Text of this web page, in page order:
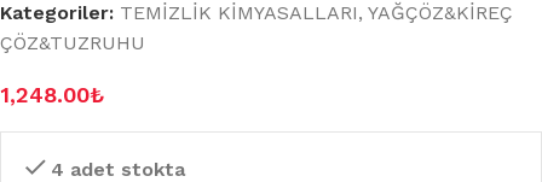
Kategoriler: TEMİZLİK KİMYASALLARI, YAĞÇÖZ&KİREÇ
ÇÖZ&TUZRUHU
1,248.00₺
4 adet stokta